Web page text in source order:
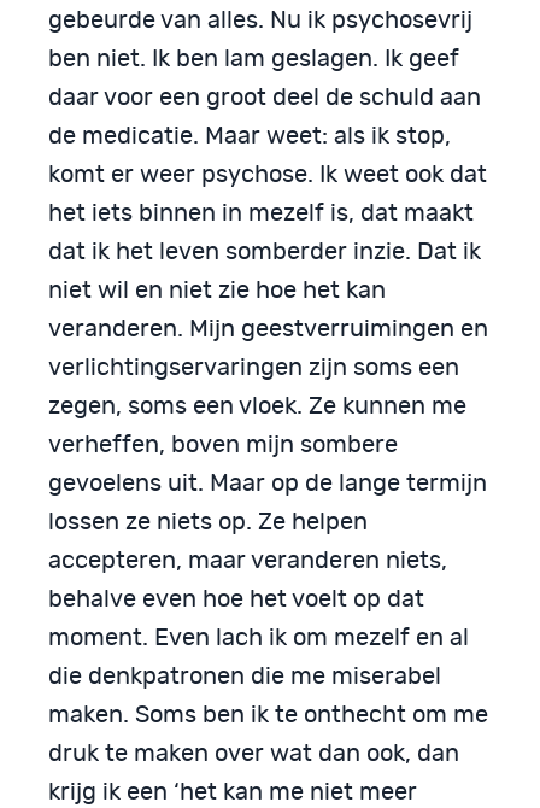
gebeurde van alles. Nu ik psychosevrij
ben niet. Ik ben lam geslagen. Ik geef
daar voor een groot deel de schuld aan
de medicatie. Maar weet: als ik stop,
komt er weer psychose. Ik weet ook dat
het iets binnen in mezelf is, dat maakt
dat ik het leven somberder inzie. Dat ik
niet wil en niet zie hoe het kan
veranderen. Mijn geestverruimingen en
verlichtingservaringen zijn soms een
zegen, soms een vloek. Ze kunnen me
verheffen, boven mijn sombere
gevoelens uit. Maar op de lange termijn
lossen ze niets op. Ze helpen
accepteren, maar veranderen niets,
behalve even hoe het voelt op dat
moment. Even lach ik om mezelf en al
die denkpatronen die me miserabel
maken. Soms ben ik te onthecht om me
druk te maken over wat dan ook, dan
krijg ik een ‘het kan me niet meer